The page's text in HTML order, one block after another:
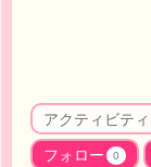
アクティビティ
フォロー 0